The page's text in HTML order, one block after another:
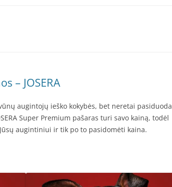
– JOSERA
augintojų ieško kokybės, bet neretai pasiduoda
Super Premium pašaras turi savo kainą, todėl
augintiniui ir tik po to pasidomėti kaina.